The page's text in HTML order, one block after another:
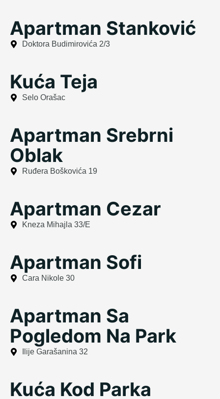
Apartman Stanković
Doktora Budimirovića 2/3
Kuća Teja
Selo Orašac
Apartman Srebrni
Oblak
Ruđera Boškovića 19
Apartman Cezar
Kneza Mihajla 33/E
Apartman Sofi
Cara Nikole 30
Apartman Sa
Pogledom Na Park
Ilije Garašanina 32
Kuća Kod Parka